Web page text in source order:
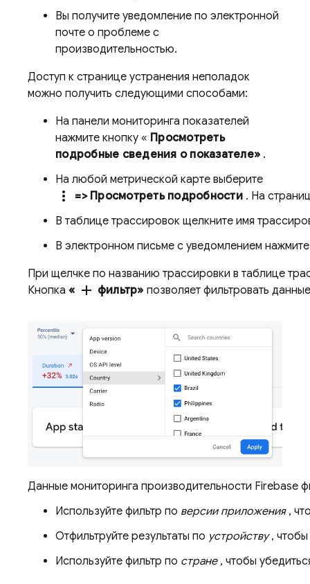
Вы получите уведомление по электронной
почте о проблеме с
производительностью.
Доступ к странице устранения неполадок
можно получить следующими способами:
На панели мониторинга показателей
нажмите кнопку « Просмотреть
подробные сведения о показателе» .
На любой метрической карте выберите
more_vert => Просмотреть подробности. На
В таблице трассировок щелкните имя
В электронном письме с уведомлением
При щелчке по названию трассировки в таблице
Кнопка « add фильтр» позволяет фильтровать
Данные мониторинга производительности Firebase
Используйте фильтр по версии приложения,
Отфильтруйте результаты по устройству, чтобы
Используйте фильтр по стране, чтобы